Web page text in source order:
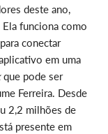
deste ano,
funciona como
conectar
em uma
que pode ser
Ferreira. Desde
2,2 milhões de
presente em